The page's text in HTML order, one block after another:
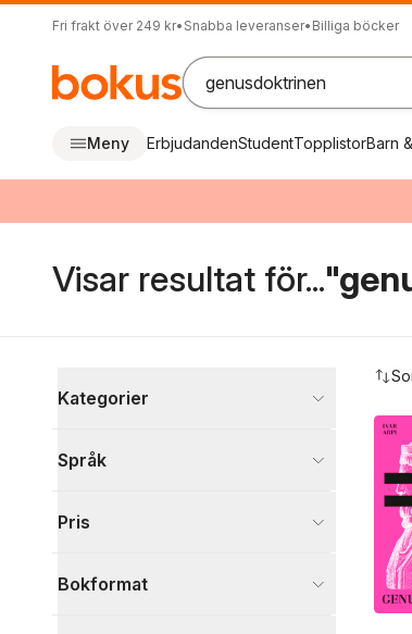
Fri frakt över 249 kr• Snabba leveranser• Billiga böcker
Meny ErbjudandenStudentTopplistorBarn
Visar resultat för...
Kategorier
Visa fler
Språk
Pris
Bokformat